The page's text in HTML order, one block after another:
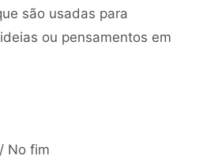
são usadas para
ou pensamentos em
No fim